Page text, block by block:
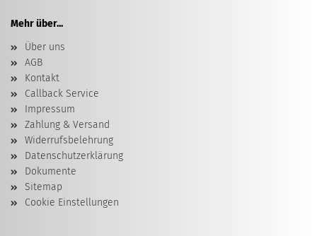
Mehr über...
Über uns
AGB
Kontakt
Callback Service
Impressum
Zahlung & Versand
Widerrufsbelehrung
Datenschutzerklärung
Dokumente
Sitemap
Cookie Einstellungen